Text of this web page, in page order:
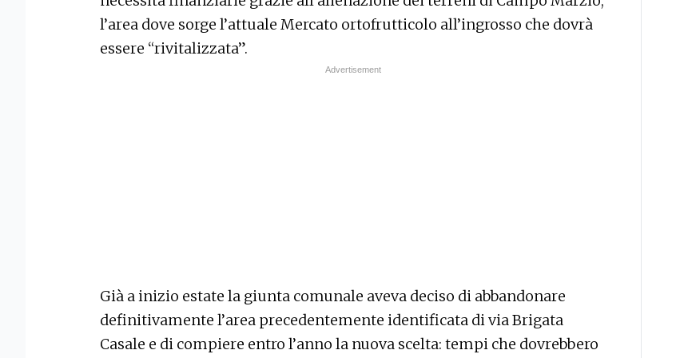
l’area dove sorge l’attuale Mercato ortofrutticolo all’ingrosso che dovrà
essere “rivitalizzata”.
Già a inizio estate la giunta comunale aveva deciso di abbandonare
definitivamente l’area precedentemente identificata di via Brigata
Casale e di compiere entro l’anno la nuova scelta: tempi che dovrebbero